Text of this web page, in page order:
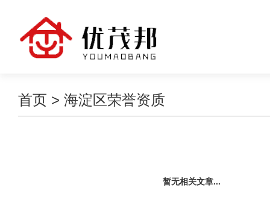
首页 > 海淀区荣誉资质
暂无相关文章...